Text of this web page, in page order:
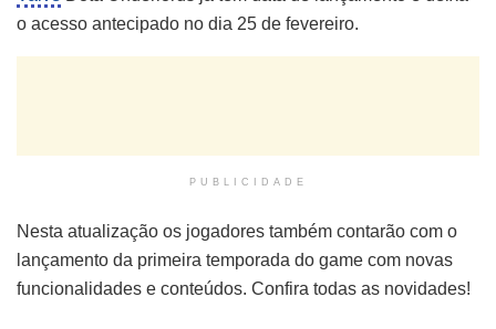
o acesso antecipado no dia 25 de fevereiro.
PUBLICIDADE
Nesta atualização os jogadores também contarão com o
lançamento da primeira temporada do game com novas
funcionalidades e conteúdos. Confira todas as novidades!